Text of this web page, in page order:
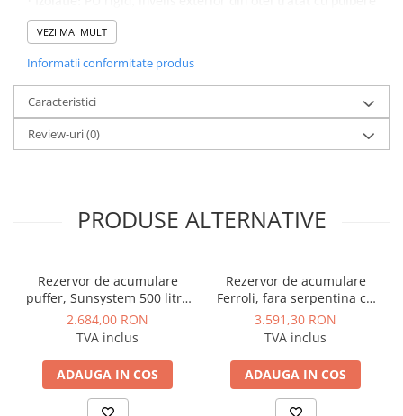
RAL 9003;
·Rezervor apa: realizat din otel cu continut scazut de
carbon S235JR;
montarii pe perete, iar modelele de 80 si 100 de litri atat
pe perete cat si podea, varianta pentru care exista picioare
suplimentare.
Inaltime (fara picioare): 915 mm;
Greutate: 29 kg.
VEZI MAI MULT
Informatii conformitate produs
Caracteristici
Review-uri(0)
PRODUSE ALTERNATIVE
Rezervor de acumulare
puffer, Sunsystem 500 litri,
model P/500 IZ, fara
serpentina, izolatie, Pmax 3
2.684,00 RON
TVA inclus
ADAUGA IN COS
Rezervor de acumulare
Ferroli, fara serpentina cu
izolatie 100 mm, model FB
500 - 500 litri
3.591,30 RON
TVA inclus
ADAUGA IN COS